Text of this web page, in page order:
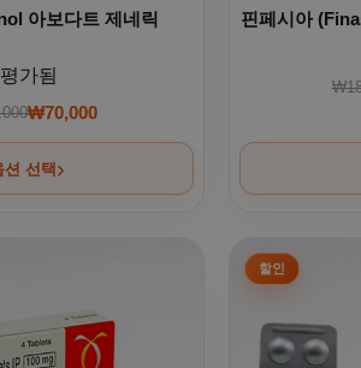
아보다트 제네릭
가됨
원래 가격: ₩130,000.
₩70,000
현재 가격: ₩70,000.
션 선택
핀페시아
₩
택할 수 있습니다
이 상품에 있습니다. 상품 페이지에서 옵
여러 상품 옵